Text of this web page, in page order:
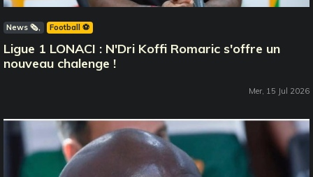
News 🗞️ Football ⚽️
Ligue 1 LONACI : N'Dri Koffi Romaric s'offre un
nouveau chalenge !
Mer, 15 Jul 2026